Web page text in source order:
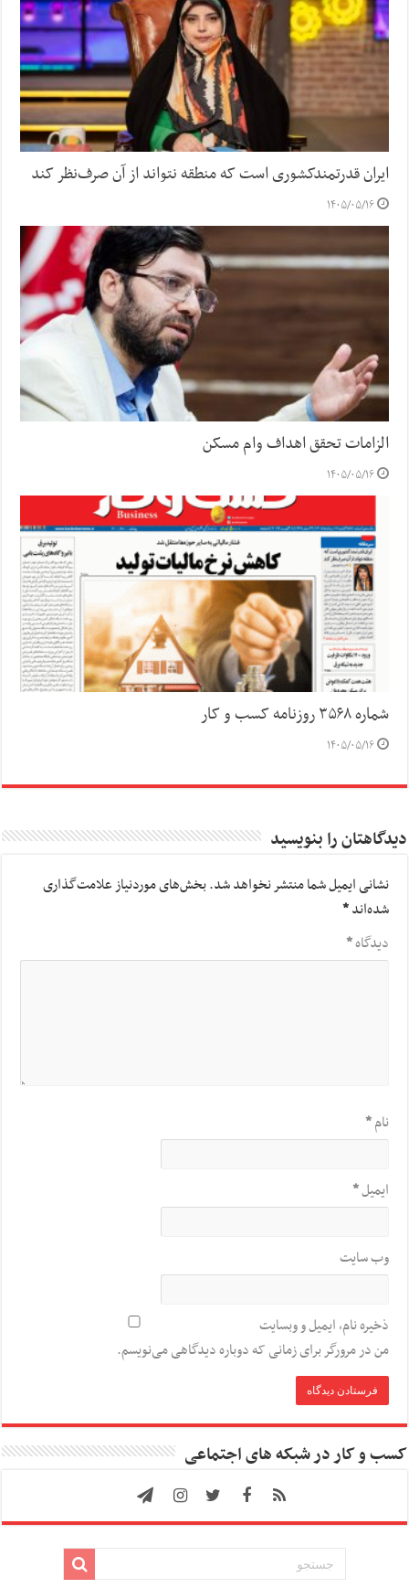
ایران قدرتمندکشوری است که منطقه نتواند از آن صرف‌نظر کند
۱۴۰۵/۰۵/۱۶
الزامات تحقق اهداف وام مسکن
۱۴۰۵/۰۵/۱۶
شماره ۳۵۶۸ روزنامه کسب و کار
۱۴۰۵/۰۵/۱۶
دیدگاهتان را بنویسید
نشانی ایمیل شما منتشر نخواهد شد.بخش‌های موردنیاز علامت‌گذاری
شده‌اند*
دیدگاه*
نام*
ایمیل*
وب‌ سایت
ذخیره نام، ایمیل و وبسایت
من در مرورگر برای زمانی که دوباره دیدگاهی می‌نویسم.
کسب و کار در شبکه های اجتماعی